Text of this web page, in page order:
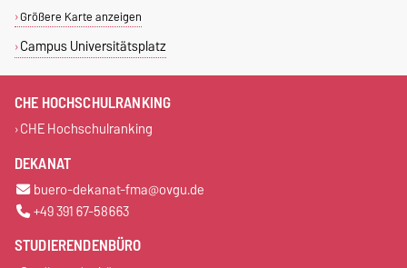
Größere Karte anzeigen
Campus Universitätsplatz
CHE HOCHSCHULRANKING
CHE Hochschulranking
DEKANAT
buero-dekanat-fma@ovgu.de
+49 391 67-58663
STUDIERENDENBÜRO